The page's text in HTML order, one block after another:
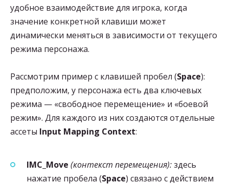
удобное взаимодействие для игрока, когда
значение конкретной клавиши может
динамически меняться в зависимости от текущего
режима персонажа.
Рассмотрим пример с клавишей пробел (Space):
предположим, у персонажа есть два ключевых
режима — «свободное перемещение» и «боевой
режим». Для каждого из них создаются отдельные
ассеты Input Mapping Context:
IMC_Move (контекст перемещения):здесь
нажатие пробела (Space) связано с действием